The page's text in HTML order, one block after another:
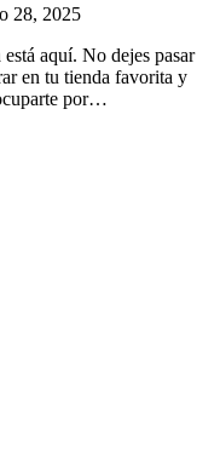
28, 2025
aquí. No dejes pasar
en tu tienda favorita y
por…